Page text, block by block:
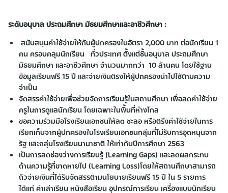
ระดับอนุบาล ประถมศึกษา มัธยมศึกษาและอาชีวศึกษา :
สนับสนุนค่าใช้จ่ายให้กับผู้ปกครองในอัตรา 2,000 บาท ต่อนักเรียน 1
คน ครอบคลุมนักเรียน ทั่วประเทศ ตั้งแต่ชั้นอนุบาล ประถมศึกษา
มัธยมศึกษา และอาชีวศึกษา จำนวนมากกว่า 10 ล้านคน โดยใช้ฐาน
ข้อมูลเรียนฟรี 15 ปี และจ่ายเงินตรงให้ผู้ปกครองนำไปใช้ตามความ
จำเป็น
จัดสรรค่าใช้จ่ายเพื่อช่วยจัดการเรียนรู้ในสถานศึกษา เพื่อลดค่าใช้จ่าย
ครูในการดูแลนักเรียน โดยเฉพาะในพื้นที่ห่างไกล
ขอความร่วมมือโรงเรียนเอกชนให้ลด ชะลอ หรือตรึงค่าใช้จ่ายในการ
เรียกเก็บจากผู้ปกครองในโรงเรียนเอกชนกลุ่มที่ไม่รับการอุดหนุนจาก
รัฐ และกลุ่มโรงเรียนนานาชาติ ให้เท่ากับปีการศึกษา 2563
เป็นการลดช่องว่างการเรียนรู้ (Learning Gaps) และลดผลกระทบ
ด้านความรู้ที่ขาดหายไป (Learning Loss)โดยให้สถานศึกษาสามารถ
ถัวจ่ายเงินที่ได้รับจัดสรรตามนโยบายเรียนฟรี 15 ปี ใน 5 รายการ
ได้แก่ ค่าเล่าเรียน หนังสือเรียน อุปกรณ์การเรียน เครื่องแบบนักเรียน